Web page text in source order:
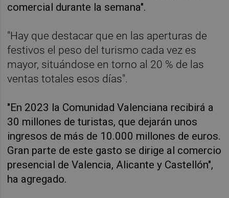
comercial durante la semana".
"Hay que destacar que en las aperturas de
festivos el peso del turismo cada vez es
mayor, situándose en torno al 20 % de las
ventas totales esos días".
"En 2023 la Comunidad Valenciana recibirá a
30 millones de turistas, que dejarán unos
ingresos de más de 10.000 millones de euros.
Gran parte de este gasto se dirige al comercio
presencial de Valencia, Alicante y Castellón",
ha agregado.